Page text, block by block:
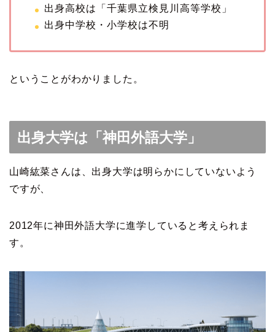
出身高校は「千葉県立検見川高等学校」
出身中学校・小学校は不明
ということがわかりました。
出身大学は「神田外語大学」
山崎紘菜さんは、出身大学は明らかにしていないよう
ですが、
2012年に神田外語大学に進学していると考えられま
す。